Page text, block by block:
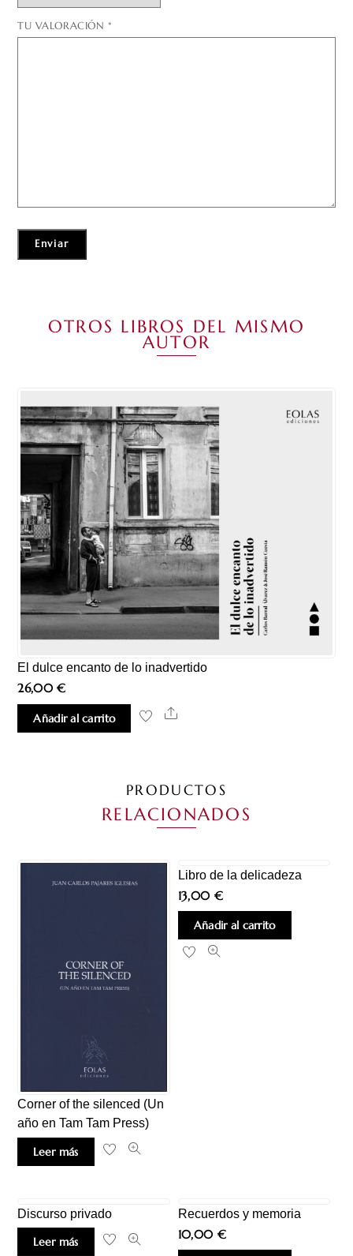
TU VALORACIÓN *
OTROS LIBROS DEL MISMO
AUTOR
El dulce encanto de lo inadvertido
26,00€
Añadir al carrito Share
PRODUCTOS
RELACIONADOS
Corner of the silenced (Un
año en Tam Tam Press)
Leer más
Libro de la delicadeza
13,00 €
Añadir al carrito
Discurso privado
Leer más
Recuerdos y memoria
10,00 €